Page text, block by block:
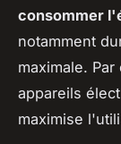
consommer
notamment
maximale.
appareils
maximise